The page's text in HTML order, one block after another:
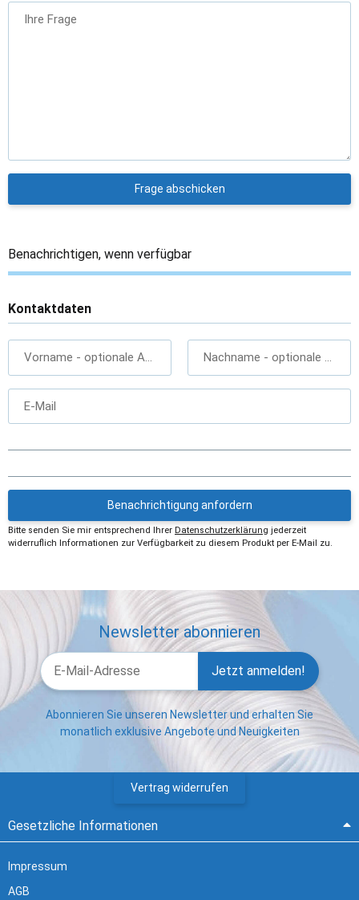
Ihre Frage
Frage abschicken
Benachrichtigen, wenn verfügbar
Kontaktdaten
Vorname - optionale Angabe Nachname - optionale
E-Mail
Benachrichtigung anfordern
Bitte senden Sie mir entsprechend Ihrer Datenschutzerklärung jederzeit
widerruflich Informationen zur Verfügbarkeit zu diesem Produkt per E-Mail zu.
Newsletter abonnieren
Jetzt anmelden!
Abonnieren Sie unseren Newsletter und erhalten Sie
monatlich exklusive Angebote und Neuigkeiten
Vertrag widerrufen
Gesetzliche Informationen
Impressum
AGB